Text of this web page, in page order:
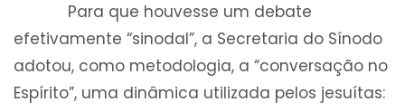
Para que houvesse um debate
efetivamente “sinodal”, a Secretaria do Sínodo
adotou, como metodologia, a “conversação no
Espírito”, uma dinâmica utilizada pelos jesuítas: